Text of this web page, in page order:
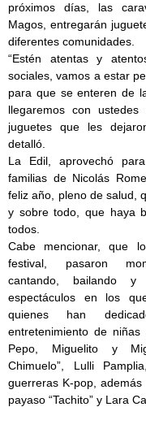
próximos días, las
Magos, entregarán
diferentes comunidades.
“Estén atentas y
sociales, vamos a estar
para que se enteren de
llegaremos con
juguetes que les
detalló.
La Edil, aprovechó
familias de Nicolás
feliz año, pleno de salud,
y sobre todo, que haya
todos.
Cabe mencionar, que
festival, pasaron
cantando, bailando
espectáculos en los
quienes han
entretenimiento de
Pepo, Miguelito y
Chimuelo”, Lulli
guerreras K-pop,
payaso “Tachito” y Lara